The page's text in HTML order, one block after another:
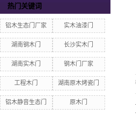
热门关键词
铝木生态门厂家 实木油漆门
湖南钢木门 长沙实木门
湖南实木门 钢木门厂家
工程木门 湖南原木烤瓷门
铝木静音生态门 原木门